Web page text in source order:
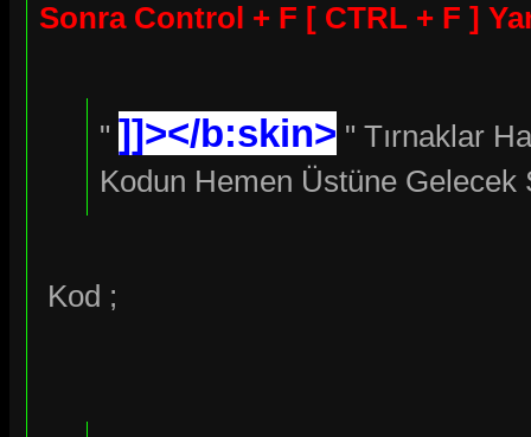
Sonra Control + F [ CTRL + F ]
" ]]></b:skin> " Tırnaklar
Kodun Hemen Üstüne Gelecek
Kod ;